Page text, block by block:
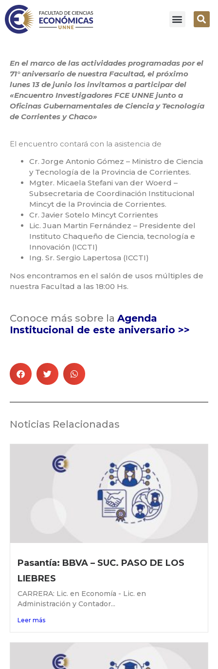
En el marco de las actividades programadas por el
71° aniversario de nuestra Facultad, el próximo
lunes 13 de junio los invitamos a participar del
«Encuentro Investigadores FCE UNNE junto a
Oficinas Gubernamentales de Ciencia y Tecnología
de Corrientes y Chaco»
El encuentro contará con la asistencia de
Cr. Jorge Antonio Gómez – Ministro de Ciencia
y Tecnología de la Provincia de Corrientes.
Mgter. Micaela Stefani van der Woerd –
Subsecretaria de Coordinación Institucional
Mincyt de la Provincia de Corrientes.
Cr. Javier Sotelo Mincyt Corrientes
Lic. Juan Martin Fernández – Presidente del
Instituto Chaqueño de Ciencia, tecnología e
Innovación (ICCTI)
Ing. Sr. Sergio Lapertosa (ICCTI)
Nos encontramos en el salón de usos múltiples de
nuestra Facultad a las 18:00 Hs.
Conoce más sobre la Agenda
Institucional de este aniversario >>
Noticias Relacionadas
Pasantía: BBVA – SUC. PASO DE LOS
LIEBRES
CARRERA: Lic. en Economía - Lic. en
Administración y Contador...
Leer más